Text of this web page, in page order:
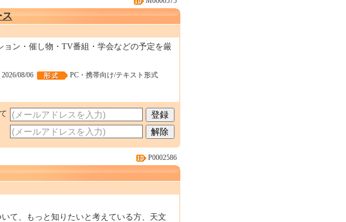
ス
ン・催し物・TV番組・学会などの予定を厳
2026/08/06
PC・携帯向け/テキスト形式
て、もっと知りたいと考えている方、天文
P0002586